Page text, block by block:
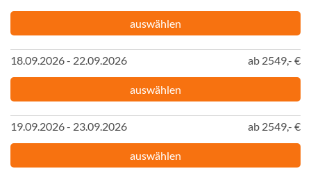
auswählen
18.09.2026 - 22.09.2026 ab 2549,- €
auswählen
19.09.2026 - 23.09.2026 ab 2549,- €
auswählen